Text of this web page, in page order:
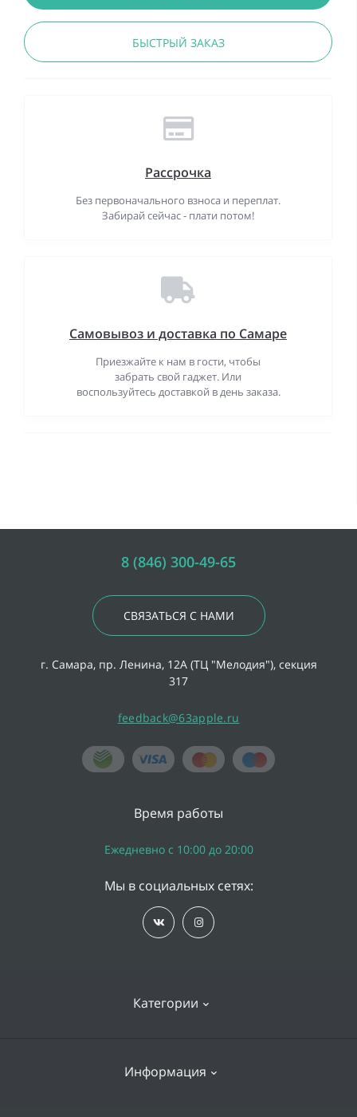
БЫСТРЫЙ ЗАКАЗ
Рассрочка
Без первоначального взноса и переплат.
Забирай сейчас - плати потом!
Самовывоз и доставка по Самаре
Приезжайте к нам в гости, чтобы
забрать свой гаджет. Или
воспользуйтесь доставкой в день заказа.
8 (846) 300-49-65
СВЯЗАТЬСЯ С НАМИ
г. Самара, пр. Ленина, 12А (ТЦ "Мелодия"), секция
317
feedback@63apple.ru
Категории
Информация
Время работы
Ежедневно с 10:00 до 20:00
Мы в социальных сетях: